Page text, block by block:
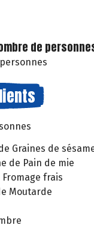
de
Graines de
de Pain de mie
Fromage frais
Moutarde